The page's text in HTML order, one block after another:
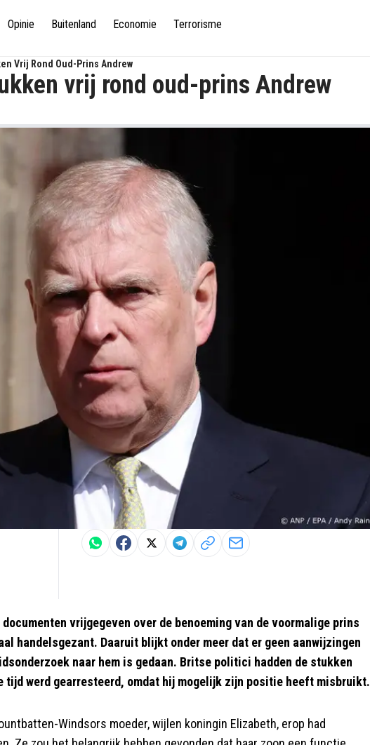
Opinie Buitenland Economie Terrorisme
Vrij Rond Oud-Prins Andrew
vrij rond oud-prins Andrew
vrijgegeven over de benoeming van de voormalige prins
handelsgezant. Daaruit blijkt onder meer dat er geen aanwijzingen
naar hem is gedaan. Britse politici hadden de stukken
tijd werd gearresteerd, omdat hij mogelijk zijn positie heeft misbruikt.
Windsors moeder, wijlen koningin Elizabeth, erop had